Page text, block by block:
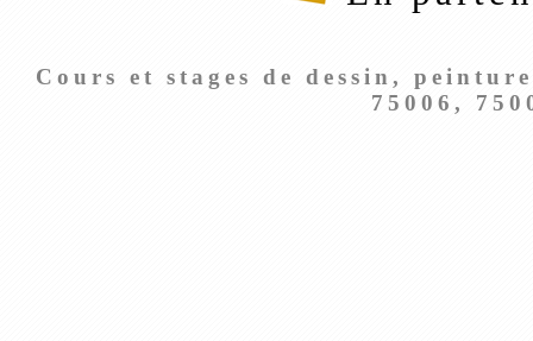
Cours et stages de dessin,
75006,